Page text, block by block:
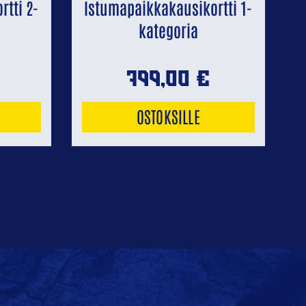
2-
Istumapaikkakausikortti 1-
kategoria
799,00 €
OSTOKSILLE